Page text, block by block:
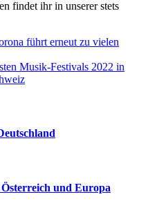
findet ihr in unserer stets
führt erneut zu vielen
Musik-Festivals 2022 in
und Europa